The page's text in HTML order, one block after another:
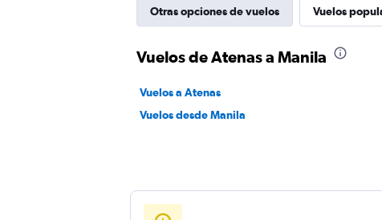
Otras opciones de vuelos Vuelos
Vuelos de Atenas a Manila
Vuelos a Atenas
Vuelos desde Manila